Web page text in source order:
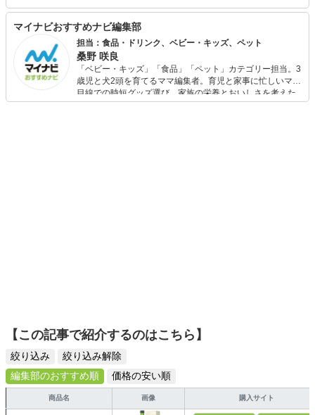
日本酒の魅力を発信するさまざまな活動をおこなってい
酒場での女将業など、あらゆる場所、あらゆる手段で日本
酒の美味しさと日本文化の豊かさ、日本の各地方の魅力を
伝えている。
マイナビおすすめナビ編集部
担当：食品・ドリンク、ベビー・キッズ、ペット
桑野 咲良
「ベビー・キッズ」「食品」「ペット」カテゴリー担当。3
歳児と犬2頭を育てるママ編集者。育児と家事に忙しいママ
目線での時短グッズ選び、家族の栄養とおいしさを考えた
食品選び、束の間のリラックスタイムを楽しむためのスイ
【この記事で紹介するのはこちら】
絞り込み
絞り込み解除
編集部のおすすめ順
価格の安い順
商品名 画像 購入サイト